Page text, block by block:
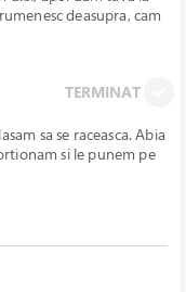
deasupra, cam
TERMINAT
sa se raceasca. Abia
si le punem pe